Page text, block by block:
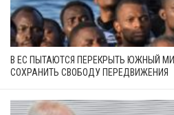
В ЕС ПЫТАЮТСЯ ПЕРЕКРЫТЬ ЮЖНЫЙ
СОХРАНИТЬ СВОБОДУ ПЕРЕДВИЖЕНИЯ